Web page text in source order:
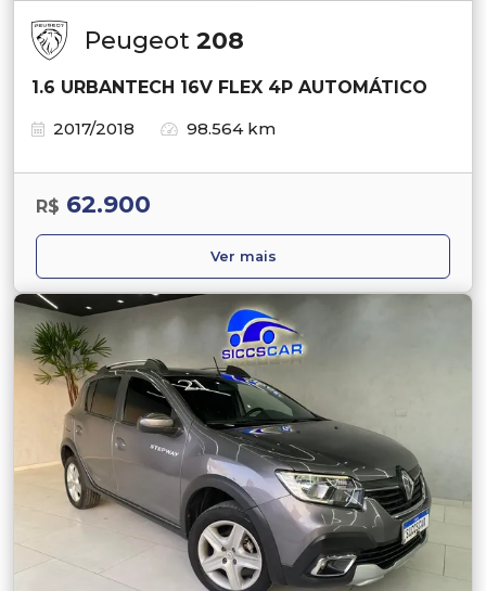
Peugeot 208
1.6 URBANTECH 16V FLEX 4P AUTOMÁTICO
2017/2018
98.564 km
R$ 62.900
Ver mais